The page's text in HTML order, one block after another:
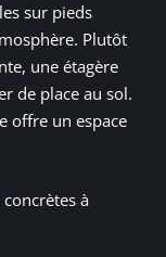
sur pieds
Plutôt
une étagère
de place au sol.
offre un espace
à